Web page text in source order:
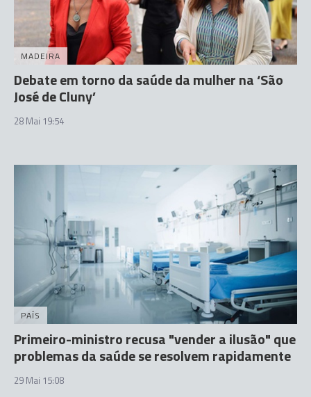
MADEIRA
Debate em torno da saúde da mulher na ‘São
José de Cluny’
28 Mai 19:54
PAÍS
Primeiro-ministro recusa "vender a ilusão" que
problemas da saúde se resolvem rapidamente
29 Mai 15:08